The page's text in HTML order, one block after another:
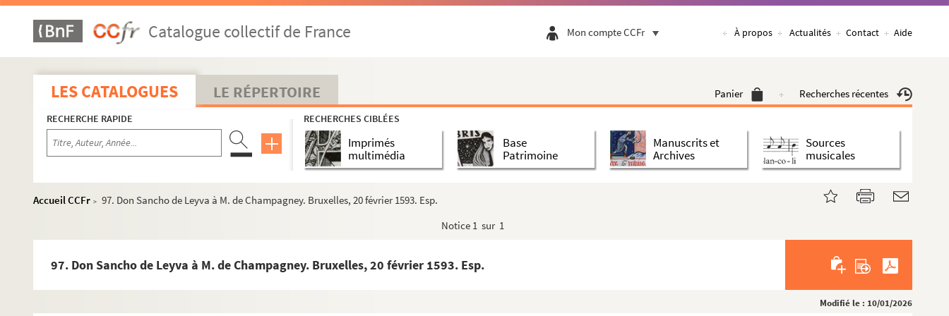
Catalogue collectif de France Mon compte CCFr À propos Actualités Contact Aide
LES CATALOGUES LE RÉPERTOIRE Panier Recherches récentes
RECHERCHE RAPIDE RECHERCHES CIBLÉES
Imprimés
multimédia
Base
Patrimoine
Manuscrits et
Archives
Sources
musicales
Accueil CCFr > 97. Don Sancho de Leyva à M. de Champagney. Bruxelles, 20 février 1593. Esp.
Notice 1 sur 1
97. Don Sancho de Leyva à M. de Champagney. Bruxelles, 20 février 1593. Esp.
Modifié le : 10/01/2026
23. Nouvelles de France du 9 octobre 1587. Copie
24. Le gouverneur des Pays-Bas au magistrat de Besançon. Bruxelles, 31 décembre 1588. Copie
26. « Mémoire sur les moyens de faire la paix avec les États d'Hollandes et les autres provinces », par ...
43. A. de Laloo à M. de Champagney. Madrid, 24 mai 1591
45. M. de Champagney au conseiller Antoine Houst. Besançon, 21 mars 1594. Copie
47. Antoine Houst à M. de Champagney. Anvers, 6 octobre 1592
49. Charles de Gavre à M. de Champagney. Ath, 6 octobre 1592
51. Benoît Charreton à M. de Champagney. Nancy, 3 novembre 1592
59. Le roi Philippe II à M. de Champagney. 15 novembre 1592. Copie